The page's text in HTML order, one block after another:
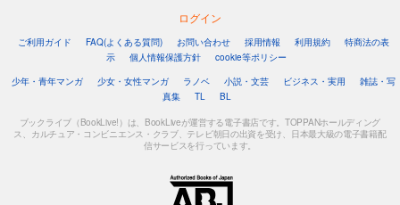
ログイン
ご利用ガイド FAQ(よくある質問) お問い合わせ 採用情報 利用規約
特商法の表
示
個人情報保護方針
cookie等ポリシー
少年・青年マンガ
少女・女性マンガ ラノベ 小説・文芸 ビジネス・実用
雑誌・写
真集
TL BL
ブックライブ（BookLive!）は、BookLiveが運営する電子書店です。TOPPANホールディング
ス、カルチュア・コンビニエンス・クラブ、テレビ朝日の出資を受け、日本最大級の電子書籍配
信サービスを行っています。